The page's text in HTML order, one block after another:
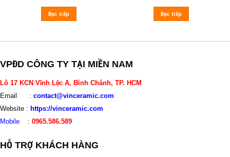
Đọc tiếp Đọc tiếp
VPĐD CÔNG TY TẠI MIỀN NAM
Lô 17 KCN Vĩnh Lộc A, Bình Chánh, TP. HCM
Email : contact@vinceramic.com
Website : https://vinceramic.com
Mobile : 0965.586.589
HỖ TRỢ KHÁCH HÀNG